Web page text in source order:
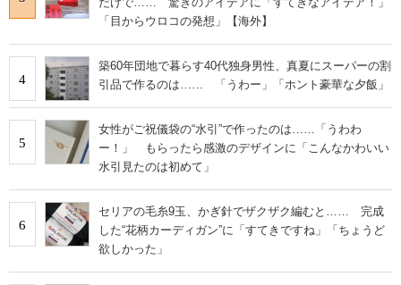
「目からウロコの発想」【海外】
4
築60年団地で暮らす40代独身男性、真夏にスーパーの割
引品で作るのは…… 「うわー」「ホント豪華な夕飯」
5
女性がご祝儀袋の“水引”で作ったのは……「うわわ
ー！」 もらったら感激のデザインに「こんなかわいい
水引見たのは初めて」
6
セリアの毛糸9玉、かぎ針でザクザク編むと…… 完成
した“花柄カーディガン”に「すてきですね」「ちょうど
欲しかった」